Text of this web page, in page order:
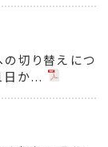
切り替えにつ
日か...